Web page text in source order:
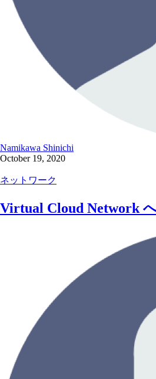
Namikawa Shinichi
October 19, 2020
ネットワーク
Virtual Cloud Network